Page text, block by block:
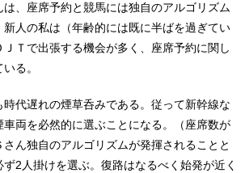
、座席予約と競馬には独自のアルゴリズム
人の私は（年齢的には既に半ばを過ぎてい
Ｔで出張する機会が多く、座席予約に関し
る。
時代遅れの煙草呑みである。従って新幹線な
車両を必然的に選ぶことになる。（座席数が
ん独自のアルゴリズムが発揮されることと
2人掛けを選ぶ。復路はなるべく始発が近く